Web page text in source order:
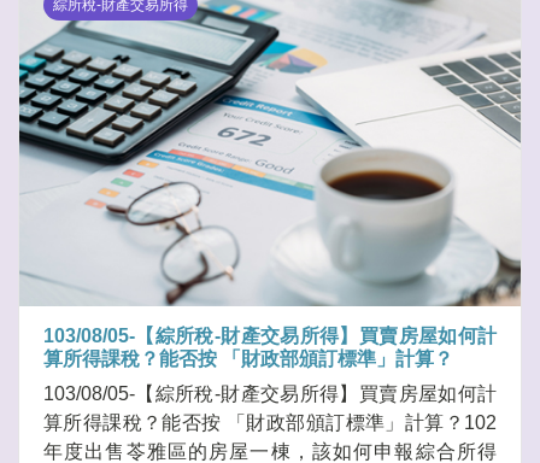
綜所稅-財產交易所得
103/08/05-【綜所稅-財產交易所得】買賣房屋如何計
算所得課稅？能否按 「財政部頒訂標準」計算？
103/08/05-【綜所稅-財產交易所得】買賣房屋如何計
算所得課稅？能否按 「財政部頒訂標準」計算？102
年度出售苓雅區的房屋一棟，該如何申報綜合所得